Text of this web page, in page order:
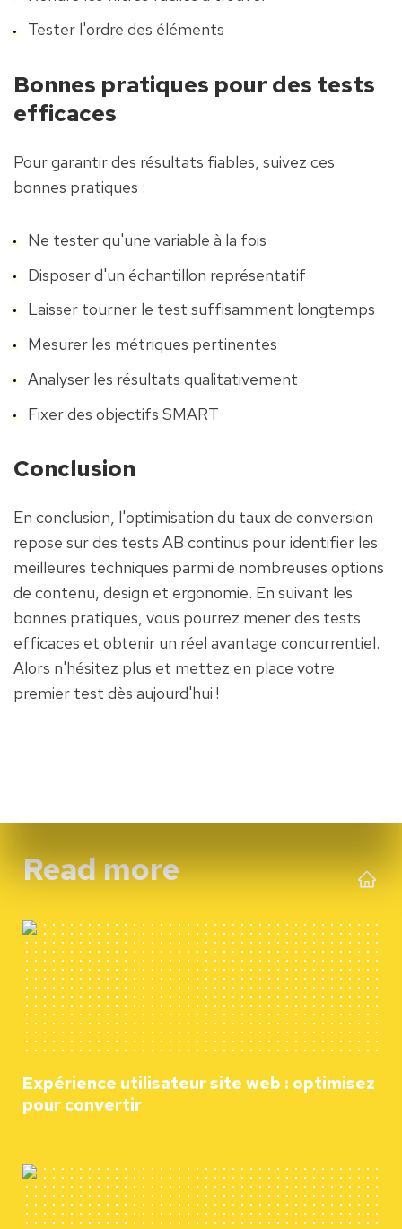
Tester l'ordre des éléments
Bonnes pratiques pour des tests
efficaces
Pour garantir des résultats fiables, suivez ces
bonnes pratiques :
Ne tester qu'une variable à la fois
Disposer d'un échantillon représentatif
Laisser tourner le test suffisamment longtemps
Mesurer les métriques pertinentes
Analyser les résultats qualitativement
Fixer des objectifs SMART
Conclusion
En conclusion, l'optimisation du taux de conversion
repose sur des tests AB continus pour identifier les
meilleures techniques parmi de nombreuses options
de contenu, design et ergonomie. En suivant les
bonnes pratiques, vous pourrez mener des tests
efficaces et obtenir un réel avantage concurrentiel.
Alors n'hésitez plus et mettez en place votre
premier test dès aujourd'hui !
Read more
Expérience utilisateur site web : optimisez
pour convertir